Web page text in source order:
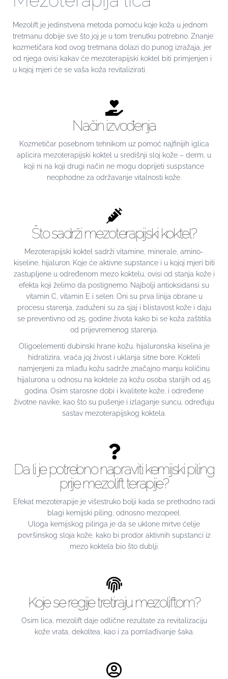
Mezolift je jedinstvena metoda pomoću koje koža u jednom
tretmanu dobije sve što joj je u tom trenutku potrebno. Znanje
kozmetičara kod ovog tretmana dolazi do punog izražaja, jer
od njega ovisi kakav će mezoterapijski koktel biti primjenjen i
u kojoj mjeri će se vaša koža revitalizirati.
Način izvođenja
Kozmetičar posebnom tehnikom uz pomoć najfinijih iglica
aplicira mezoterapijski koktel u središnji sloj kože – derm, u
koji ni na koji drugi način ne mogu doprijeti suspstance
neophodne za održavanje vitalnosti kože.
Što sadrži mezoterapijski koktel?
Mezoterapijski koktel sadrži vitamine, minerale, amino-
kiseline, hijaluron. Koje će aktivne supstance i u kojoj mjeri biti
zastupljene u određenom mezo koktelu, ovisi od stanja kože i
efekta koji želimo da postignemo. Najbolji antioksidansi su
vitamin C, vitamin E i selen. Oni su prva linija obrane u
procesu starenja, zaduženi su za sjaj i blistavost kože i daju
se preventivno od 25. godine života kako bi se koža zaštitila
od prijevremenog starenja.
Oligoelementi dubinski hrane kožu, hijaluronska kiselina je
hidratizira, vraća joj živost i uklanja sitne bore. Kokteli
namjenjeni za mlađu kožu sadrže značajno manju količinu
hijalurona u odnosu na koktele za kožu osoba starijih od 45
godina. Osim starosne dobi i kvalitete kože, i određene
životne navike, kao što su pušenje i izlaganje suncu, određuju
sastav mezoterapijskog koktela.
Da li je potrebno napraviti kemijski piling
prije mezolift terapije?
Efekat mezoterapije je višestruko bolji kada se prethodno radi
blagi kemijski piling, odnosno mezopeel.
Uloga kemijskog pilinga je da se uklone mrtve ćelije
površinskog sloja kože, kako bi prodor aktivnih supstanci iz
mezo koktela bio što dublji.
Koje se regije tretiraju mezoliftom?
Osim lica, mezolift daje odlične rezultate za revitalizaciju
kože vrata, dekoltea, kao i za pomlađivanje šaka.